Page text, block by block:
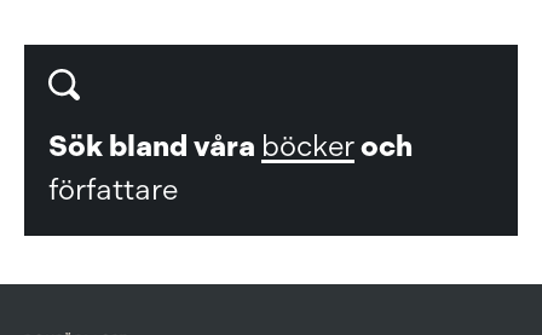
Sök bland våra böckeroch
författare